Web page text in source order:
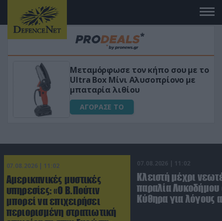
Μεταμόρφωσε τον κήπο σου με το
Ultra Box Μίνι Αλυσοπρίονο με
μπαταρία λιθίου
ΑΓΟΡΑΣΕ ΤΟ
07.08.2026 | 11:02
Αμερικανικές μυστικές
υπηρεσίες: «Ο Β.Πούτιν
μπορεί να επιχειρήσει
περιορισμένη στρατιωτική
07.08.2026 | 11:02
Κλειστή μέχρι
παραλία Λυκοδήμου
Κύθηρα για λόγους